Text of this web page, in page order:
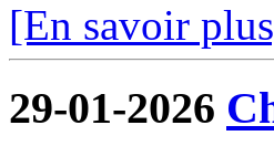
[En savoir
29-01-2026